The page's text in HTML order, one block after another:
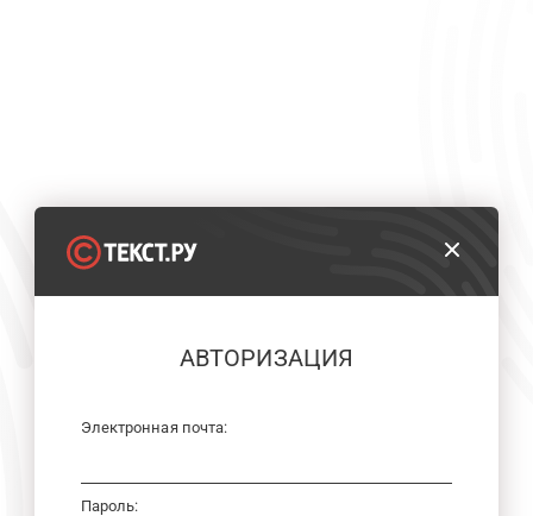
АВТОРИЗАЦИЯ
Электронная почта:
Пароль: